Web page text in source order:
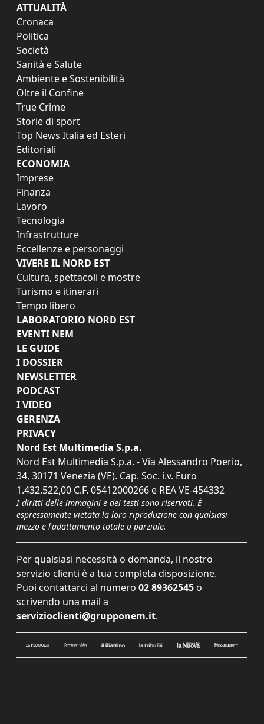
ATTUALITÀ
Cronaca
Politica
Società
Sanità e Salute
Ambiente e Sostenibilità
Oltre il Confine
True Crime
Storie di sport
Top News Italia ed Esteri
Editoriali
ECONOMIA
Imprese
Finanza
Lavoro
Tecnologia
Infrastrutture
Eccellenze e personaggi
VIVERE IL NORD EST
Cultura, spettacoli e mostre
Turismo e itinerari
Tempo libero
LABORATORIO NORD EST
EVENTI NEM
LE GUIDE
I DOSSIER
NEWSLETTER
PODCAST
I VIDEO
GERENZA
PRIVACY
Nord Est Multimedia S.p.a.
Nord Est Multimedia S.p.a. - Via Alessandro Poerio,
34, 30171 Venezia (VE). Cap. Soc. i.v. Euro
1.432.522,00 C.F. 05412000266 e REA VE-454332
I diritti delle immagini e dei testi sono riservati. È
espressamente vietata la loro riproduzione con qualsiasi
mezzo e l'adattamento totale o parziale.
Per qualsiasi necessità o domanda, il nostro
servizio clienti è a tua completa disposizione.
Puoi contattarci al numero 02 89362545 o
scrivendo una mail a
servizioclienti@grupponem.it.